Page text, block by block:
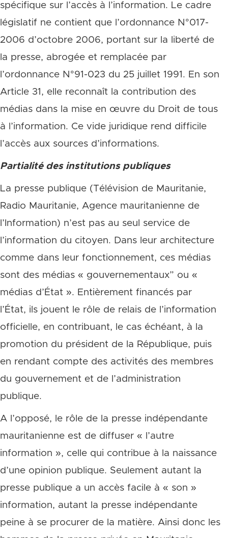
spécifique sur l’accès à l’information. Le cadre
législatif ne contient que l’ordonnance N°017-
2006 d’octobre 2006, portant sur la liberté de
la presse, abrogée et remplacée par
l’ordonnance N°91-023 du 25 juillet 1991. En son
Article 31, elle reconnaît la contribution des
médias dans la mise en œuvre du Droit de tous
à l’information. Ce vide juridique rend difficile
l’accès aux sources d’informations.
Partialité des institutions publiques
La presse publique (Télévision de Mauritanie,
Radio Mauritanie, Agence mauritanienne de
l’Information) n’est pas au seul service de
l’information du citoyen. Dans leur architecture
comme dans leur fonctionnement, ces médias
sont des médias « gouvernementaux” ou «
médias d’État ». Entièrement financés par
l’État, ils jouent le rôle de relais de l’information
officielle, en contribuant, le cas échéant, à la
promotion du président de la République, puis
en rendant compte des activités des membres
du gouvernement et de l’administration
publique.
A l’opposé, le rôle de la presse indépendante
mauritanienne est de diffuser « l’autre
information », celle qui contribue à la naissance
d’une opinion publique. Seulement autant la
presse publique a un accès facile à « son »
information, autant la presse indépendante
peine à se procurer de la matière. Ainsi donc les